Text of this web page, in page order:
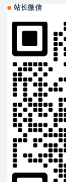
站长微信